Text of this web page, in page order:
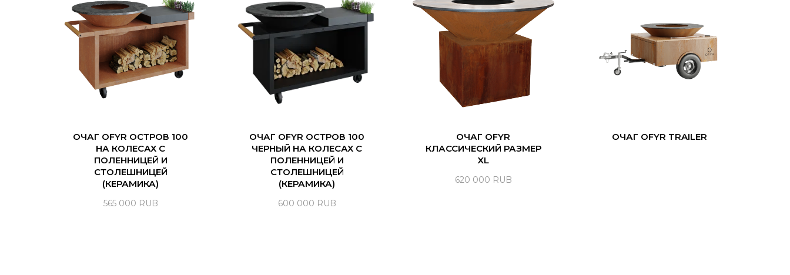
ОЧАГ OFYR ОСТРОВ 100
НА КОЛЕСАХ С
ПОЛЕННИЦЕЙ И
СТОЛЕШНИЦЕЙ
(КЕРАМИКА)
565 000 RUB
ОЧАГ OFYR ОСТРОВ 100
ЧЕРНЫЙ НА КОЛЕСАХ С
ПОЛЕННИЦЕЙ И
СТОЛЕШНИЦЕЙ
(КЕРАМИКА)
600 000 RUB
ОЧАГ OFYR
КЛАССИЧЕСКИЙ РАЗМЕР
XL
620 000 RUB
ОЧАГ OFYR TRAILER